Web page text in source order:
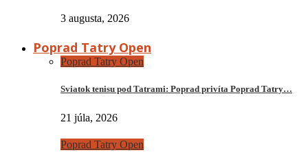
3 augusta, 2026
Poprad Tatry Open
Poprad Tatry Open
Sviatok tenisu pod Tatrami: Poprad privíta Poprad Tatry…
21 júla, 2026
Poprad Tatry Open